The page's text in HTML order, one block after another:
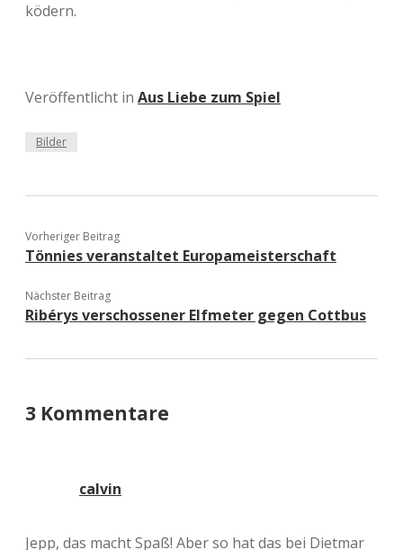
ködern.
Veröffentlicht in Aus Liebe zum Spiel
Bilder
Vorheriger Beitrag
Tönnies veranstaltet Europameisterschaft
Nächster Beitrag
Ribérys verschossener Elfmeter gegen Cottbus
3 Kommentare
calvin
Jepp, das macht Spaß! Aber so hat das bei Dietmar